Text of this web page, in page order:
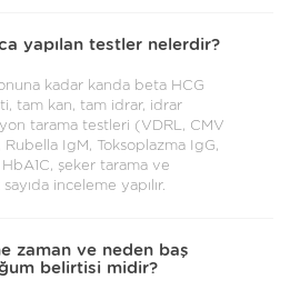
yapılan testler nelerdir?
kadar kanda beta HCG
tam kan, tam idrar, idrar
tarama testleri (VDRL, CMV
IgM, Toksoplazma IgG,
şeker tarama ve
inceleme yapılır.
zaman ve neden baş
belirtisi midir?